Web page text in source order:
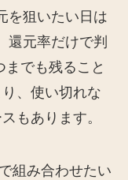
を狙いたい日は
還元率だけで判
でも残ること
、使い切れな
もあります。
組み合わせたい